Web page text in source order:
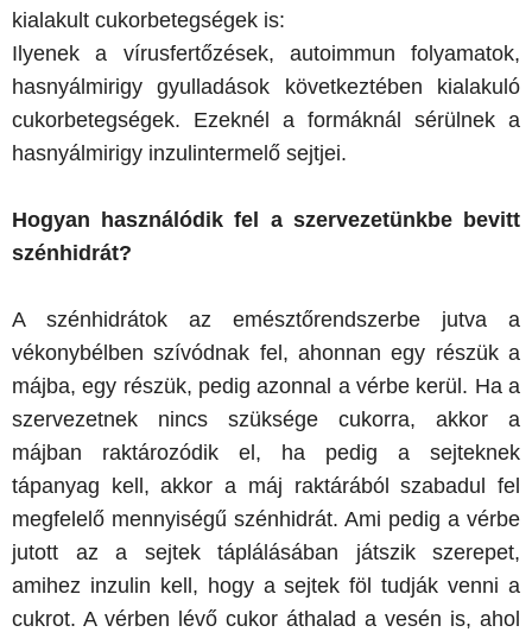
kialakult cukorbetegségek is:
Ilyenek a vírusfertőzések, autoimmun folyamatok,
hasnyálmirigy gyulladások következtében kialakuló
cukorbetegségek. Ezeknél a formáknál sérülnek a
hasnyálmirigy inzulintermelő sejtjei.
Hogyan használódik fel a szervezetünkbe bevitt
szénhidrát?
A szénhidrátok az emésztőrendszerbe jutva a
vékonybélben szívódnak fel, ahonnan egy részük a
májba, egy részük, pedig azonnal a vérbe kerül. Ha a
szervezetnek nincs szüksége cukorra, akkor a
májban raktározódik el, ha pedig a sejteknek
tápanyag kell, akkor a máj raktárából szabadul fel
megfelelő mennyiségű szénhidrát. Ami pedig a vérbe
jutott az a sejtek táplálásában játszik szerepet,
amihez inzulin kell, hogy a sejtek föl tudják venni a
cukrot. A vérben lévő cukor áthalad a vesén is, ahol